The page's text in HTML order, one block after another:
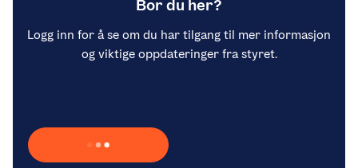
Bor du her?
Logg inn for å se om du har tilgang til mer informasjon
og viktige oppdateringer fra styret.
Laster inn Vipps …